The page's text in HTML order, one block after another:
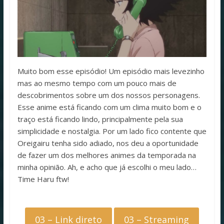
Muito bom esse episódio! Um episódio mais levezinho
mas ao mesmo tempo com um pouco mais de
descobrimentos sobre um dos nossos personagens.
Esse anime está ficando com um clima muito bom e o
traço está ficando lindo, principalmente pela sua
simplicidade e nostalgia. Por um lado fico contente que
Oreigairu tenha sido adiado, nos deu a oportunidade
de fazer um dos melhores animes da temporada na
minha opinião. Ah, e acho que já escolhi o meu lado…
Time Haru ftw!
03 – Link direto 03 – Streaming